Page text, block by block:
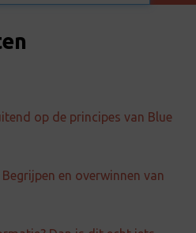
op de principes van Blue
en overwinnen van